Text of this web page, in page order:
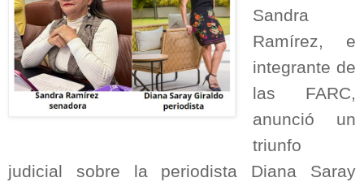
Sandra
Ramírez, e
integrante de
las FARC,
anunció un
triunfo
judicial sobre la periodista Diana Saray